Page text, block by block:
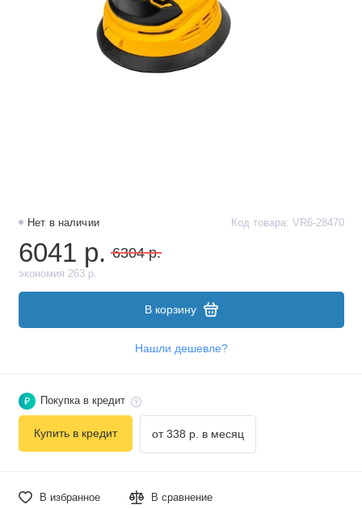
Нет в наличии Код товара: VR6-28470
6041 р. 6304 р.
экономия 263 р.
В корзину
Нашли дешевле?
В избранное В сравнение
₽ Покупка в кредит
Купить в кредит от 338 р. в месяц